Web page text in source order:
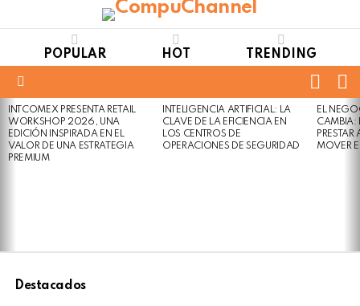
POPULAR HOT TRENDING
LATEST
STORIES
INTCOMEX PRESENTA RETAIL
WORKSHOP 2026, UNA
EDICIÓN INSPIRADA EN EL
VALOR DE UNA ESTRATEGIA
PREMIUM
INTELIGENCIA ARTIFICIAL: LA
CLAVE DE LA EFICIENCIA EN
LOS CENTROS DE
OPERACIONES DE SEGURIDAD
EL
CAMBIA:
MOVER
Destacados